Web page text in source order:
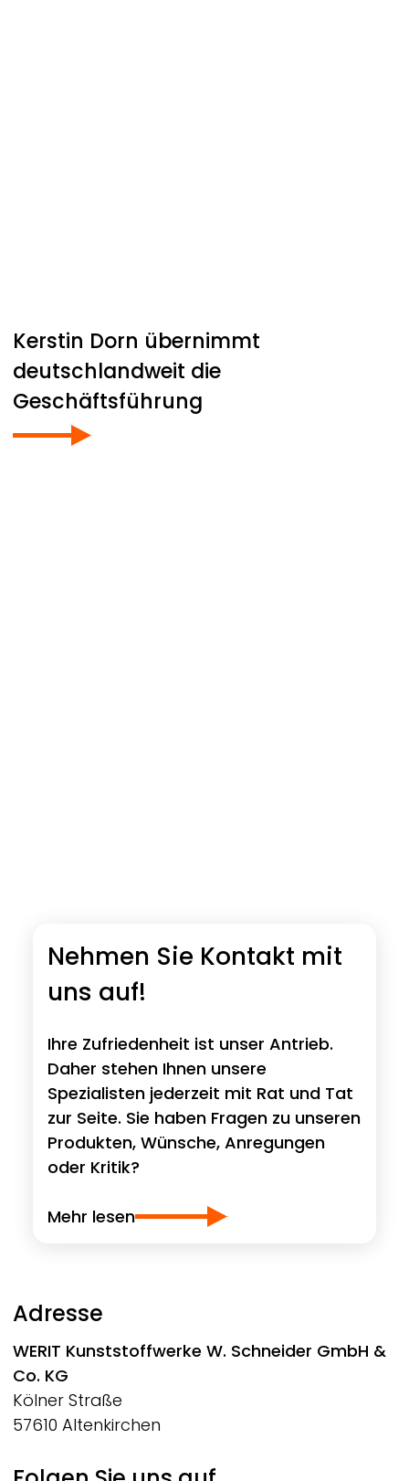
Kerstin Dorn übernimmt
deutschlandweit die
Geschäftsführung
Nehmen Sie Kontakt mit
uns auf!
Ihre Zufriedenheit ist unser Antrieb.
Daher stehen Ihnen unsere
Spezialisten jederzeit mit Rat und Tat
zur Seite. Sie haben Fragen zu unseren
Produkten, Wünsche, Anregungen
oder Kritik?
Mehr lesen
Adresse
WERIT Kunststoffwerke W. Schneider GmbH &
Co. KG
Kölner Straße
57610 Altenkirchen